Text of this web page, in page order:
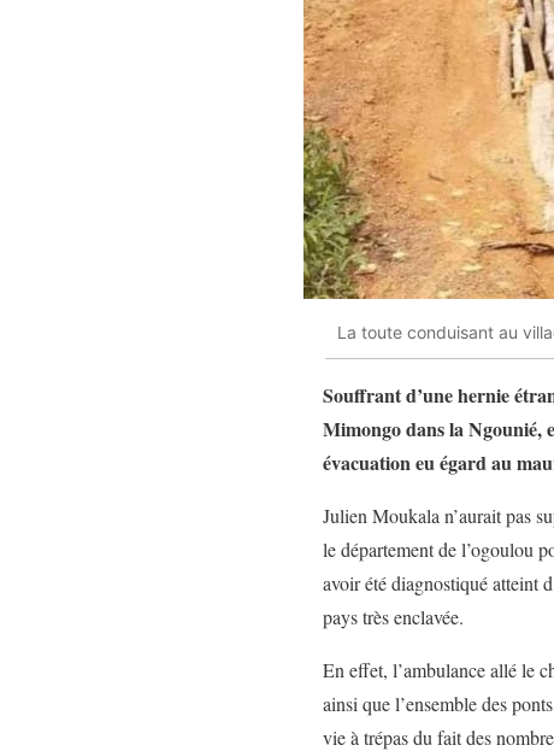
La toute conduisant au
Souffrant d’une hernie
Mimongo dans la Ngounié,
évacuation eu égard au
Julien Moukala n’aurait pas
le département de l’ogoulou
avoir été diagnostiqué atteint
pays très enclavée.
En effet, l’ambulance allé le
ainsi que l’ensemble des
vie à trépas du fait des